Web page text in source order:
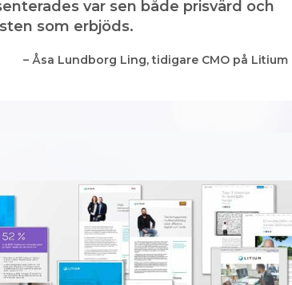
var sen både prisvärd och
som erbjöds.
– Åsa Lundborg Ling, tidigare CMO på Litium